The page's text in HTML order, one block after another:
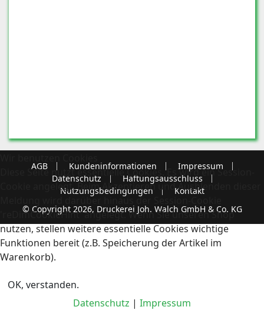
AGB Kundeninformationen
Impressum
Datenschutz
Haftungsausschluss
Nutzungsbedingungen
Kontakt
© Copyright 2026, Druckerei Joh. Walch GmbH & Co. KG
Diese Seite nutzt essentielle Cookies. Es wird ein Session-
Cookie angelegt. Beim Akzeptieren und Ausblenden dieser
Meldung wird darüber hinaus der Session-Cookie
'reDimCookieHint' angelegt. Wenn Sie unseren Shop
nutzen, stellen weitere essentielle Cookies wichtige
Funktionen bereit (z.B. Speicherung der Artikel im
Warenkorb).
OK, verstanden.
Datenschutz | Impressum